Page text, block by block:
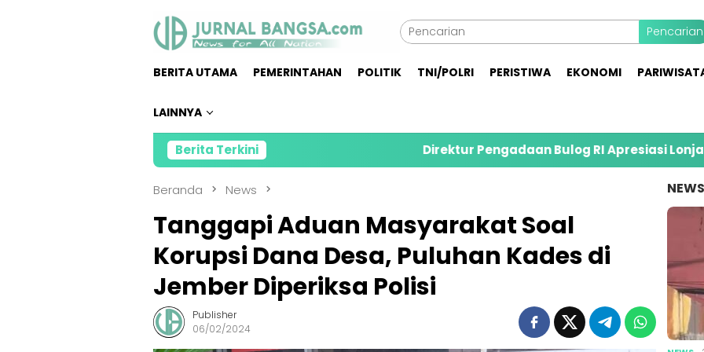
Pencarian
BERITA UTAMA PEMERINTAHAN POLITIK TNI/POLRI PERISTIWA EKONOMI
LAINNYA
Berita Terkini Direktur Pengadaan Bulog RI Apresiasi Lonjakan
Beranda News
Tanggapi Aduan Masyarakat Soal
Korupsi Dana Desa, Puluhan Kades di
Jember Diperiksa Polisi
Publisher
06/02/2024
NEWS